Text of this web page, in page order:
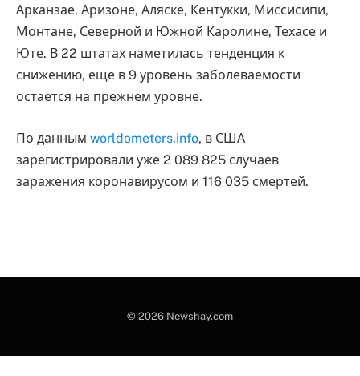
Арканзае, Аризоне, Аляске, Кентукки, Миссисипи,
Монтане, Северной и Южной Каролине, Техасе и
Юте. В 22 штатах наметилась тенденция к
снижению, еще в 9 уровень заболеваемости
остается на прежнем уровне.
По данным worldometers.info, в США
зарегистрировали уже 2 089 825 случаев
заражения коронавирусом и 116 035 смертей.
© 2026 Newshay.com